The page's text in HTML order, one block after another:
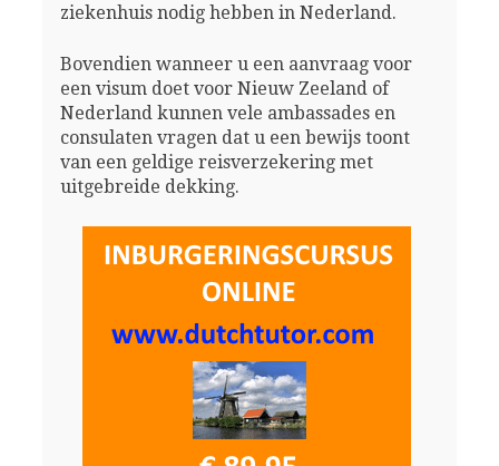
ziekenhuis nodig hebben in Nederland.
Bovendien wanneer u een aanvraag voor
een visum doet voor Nieuw Zeeland of
Nederland kunnen vele ambassades en
consulaten vragen dat u een bewijs toont
van een geldige reisverzekering met
uitgebreide dekking.